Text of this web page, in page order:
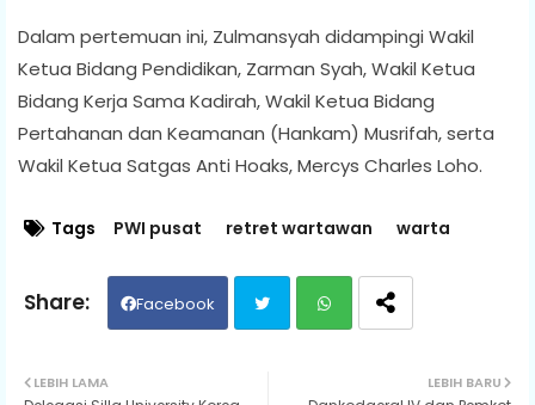
Dalam pertemuan ini, Zulmansyah didampingi Wakil
Ketua Bidang Pendidikan, Zarman Syah, Wakil Ketua
Bidang Kerja Sama Kadirah, Wakil Ketua Bidang
Pertahanan dan Keamanan (Hankam) Musrifah, serta
Wakil Ketua Satgas Anti Hoaks, Mercys Charles Loho.
Tags PWI pusat retret wartawan warta
Facebook
LEBIH BARU
LEBIH LAMA